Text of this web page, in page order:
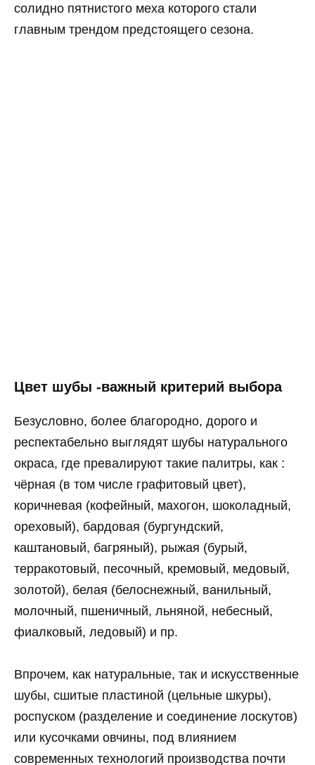
солидно пятнистого меха которого стали
главным трендом предстоящего сезона.
Цвет шубы -важный критерий выбора
Безусловно, более благородно, дорого и
респектабельно выглядят шубы натурального
окраса, где превалируют такие палитры, как :
чёрная (в том числе графитовый цвет),
коричневая (кофейный, махогон, шоколадный,
ореховый), бардовая (бургундский,
каштановый, багряный), рыжая (бурый,
терракотовый, песочный, кремовый, медовый,
золотой), белая (белоснежный, ванильный,
молочный, пшеничный, льняной, небесный,
фиалковый, ледовый) и пр.
Впрочем, как натуральные, так и искусственные
шубы, сшитые пластиной (цельные шкуры),
роспуском (разделение и соединение лоскутов)
или кусочками овчины, под влиянием
современных технологий производства почти